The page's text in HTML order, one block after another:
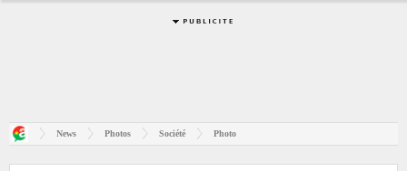
News Photos Société Photo